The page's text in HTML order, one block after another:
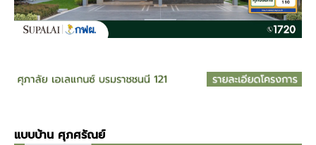
แบบบ้าน ศุภศรัณย์